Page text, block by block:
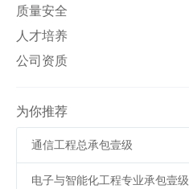
质量安全
人才培养
公司资质
为你推荐
通信工程总承包壹级
电子与智能化工程专业承包壹级